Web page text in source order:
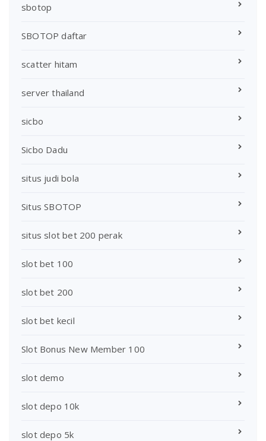
sbotop
SBOTOP daftar
scatter hitam
server thailand
sicbo
Sicbo Dadu
situs judi bola
Situs SBOTOP
situs slot bet 200 perak
slot bet 100
slot bet 200
slot bet kecil
Slot Bonus New Member 100
slot demo
slot depo 10k
slot depo 5k